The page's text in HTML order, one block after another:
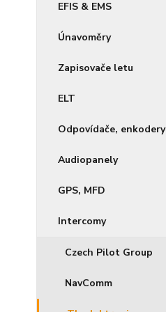
EFIS & EMS
Únavoměry
Zapisovače letu
ELT
Odpovídače, enkodery
Audiopanely
GPS, MFD
Intercomy
Czech Pilot Group
NavComm